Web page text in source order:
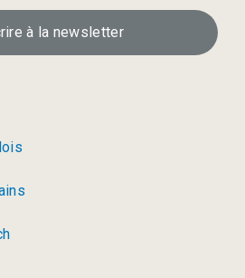
à la newsletter